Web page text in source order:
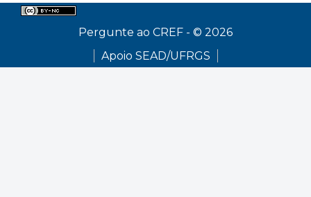
Pergunte ao CREF - © 2026
Apoio SEAD/UFRGS